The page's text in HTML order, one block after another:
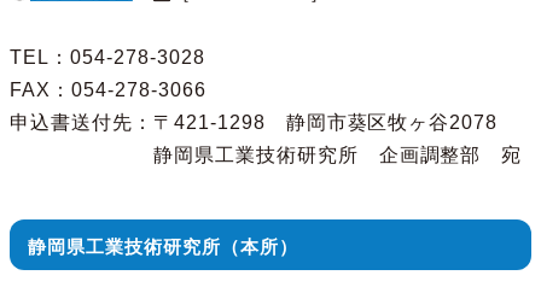
TEL：054-278-3028
FAX：054-278-3066
申込書送付先：〒421-1298 静岡市葵区牧ヶ谷2078
静岡県工業技術研究所 企画調整部 宛
静岡県工業技術研究所（本所）